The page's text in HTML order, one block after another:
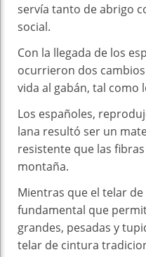
servía tanto de abrigo
social.
Con la llegada de los
ocurrieron dos
vida al gabán, tal como
Los españoles,
lana resultó ser un
resistente que las
montaña.
Mientras que el telar
fundamental que
grandes, pesadas y
telar de cintura